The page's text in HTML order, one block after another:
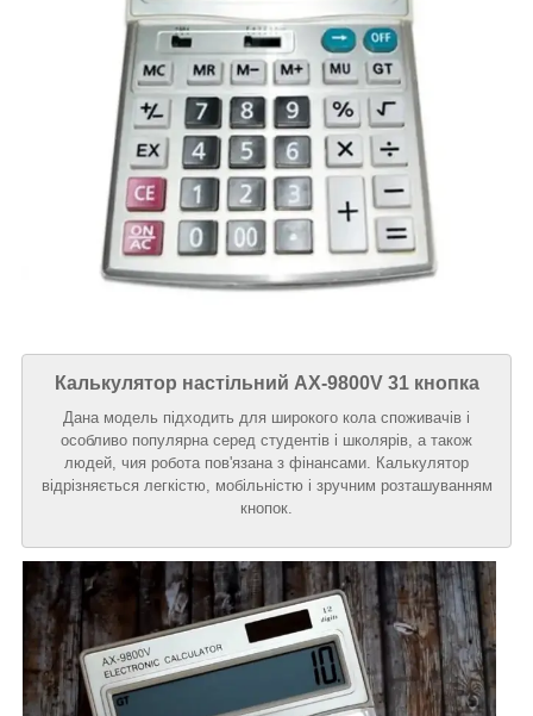
Калькулятор настільний AX-9800V 31 кнопка
Дана модель підходить для широкого кола споживачів і
особливо популярна серед студентів і школярів, а також
людей, чия робота пов'язана з фінансами. Калькулятор
відрізняється легкістю, мобільністю і зручним розташуванням
кнопок.